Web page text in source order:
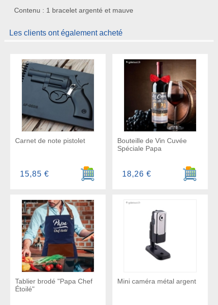
Contenu : 1 bracelet argenté et mauve
Les clients ont également acheté
Carnet de note pistolet
Ajouter au panier
15,85 €
Bouteille de Vin Cuvée
Spéciale Papa
Ajouter
18,26 €
Tablier brodé "Papa Chef
Étoilé"
Mini caméra métal argent